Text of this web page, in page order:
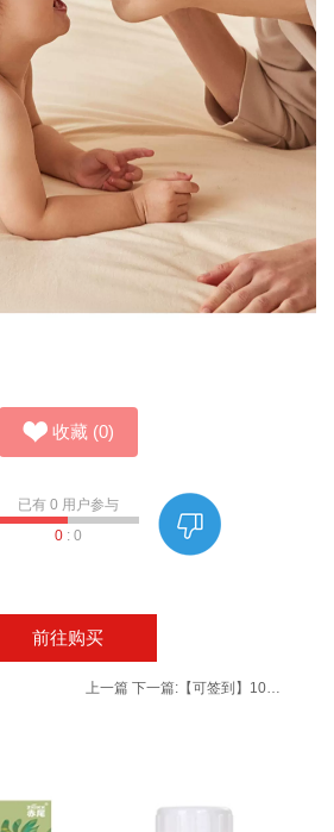
收藏 (0)
已有 0 用户参与
0: 0
前往购买
上一篇 下一篇: 【可签到】100只手提垃圾袋